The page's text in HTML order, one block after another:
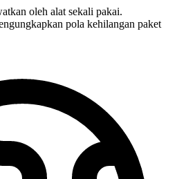
oleh alat sekali pakai.
pola kehilangan paket